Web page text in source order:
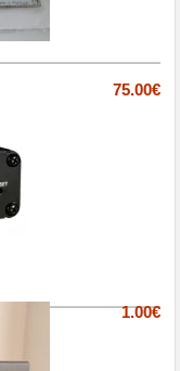
75.00€
1.00€